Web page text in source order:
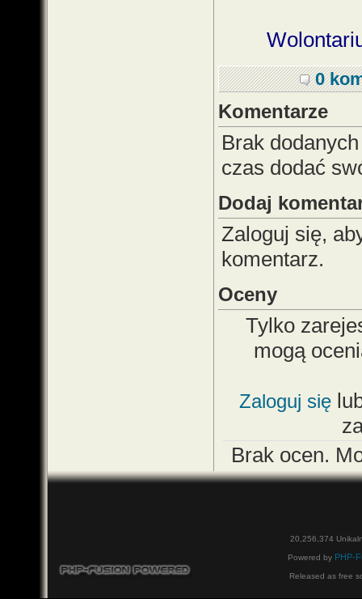
0
Komentarze
Brak
czas dodać
Dodaj
Zaloguj się,
komentarz.
Oceny
Tylko
mogą
Zaloguj się
Brak ocen.
20,256,374
Powered by PHP-
Released as free